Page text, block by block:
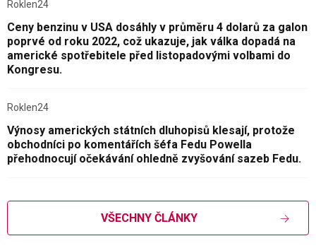
Roklen24
Ceny benzinu v USA dosáhly v průměru 4 dolarů za galon
poprvé od roku 2022, což ukazuje, jak válka dopadá na
americké spotřebitele před listopadovými volbami do
Kongresu.
Roklen24
Výnosy amerických státních dluhopisů klesají, protože
obchodníci po komentářích šéfa Fedu Powella
přehodnocují očekávání ohledně zvyšování sazeb Fedu.
VŠECHNY ČLÁNKY